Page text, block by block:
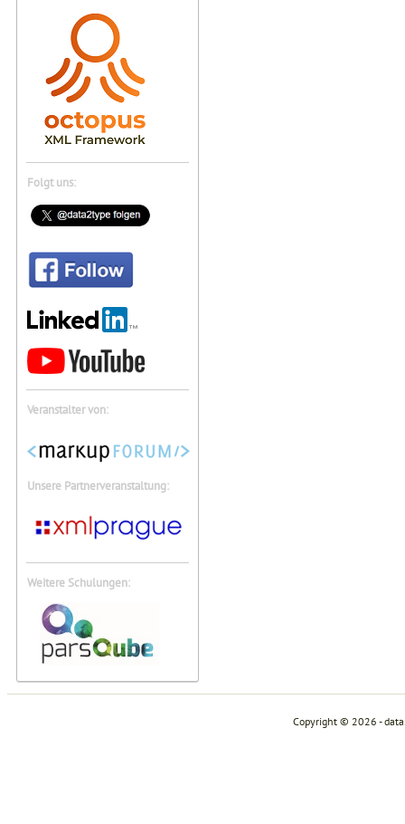
Folgt uns:
Veranstalter von:
Unsere Partnerveranstaltung:
Weitere Schulungen:
Copyright © 2026 -